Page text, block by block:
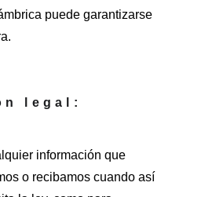
puede garantizarse
legal:
información que
o recibamos cuando así